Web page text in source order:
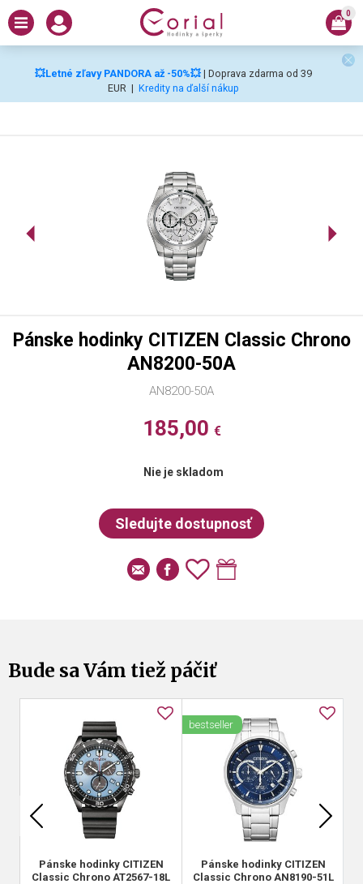
💥Letné zľavy PANDORA až -50%💥 | Doprava zdarma od 39
EUR | Kredity na ďalší nákup
0
AN8200-50A
Pánske hodinky CITIZEN Classic Chrono
AN8200-50A
185,00 €
Nie je skladom
Bude sa Vám tiež páčiť
Pánske hodinky CITIZEN
Classic Chrono AT2567-18L
Pánske hodinky CITIZEN
Classic Chrono AN8190-51L
bestseller